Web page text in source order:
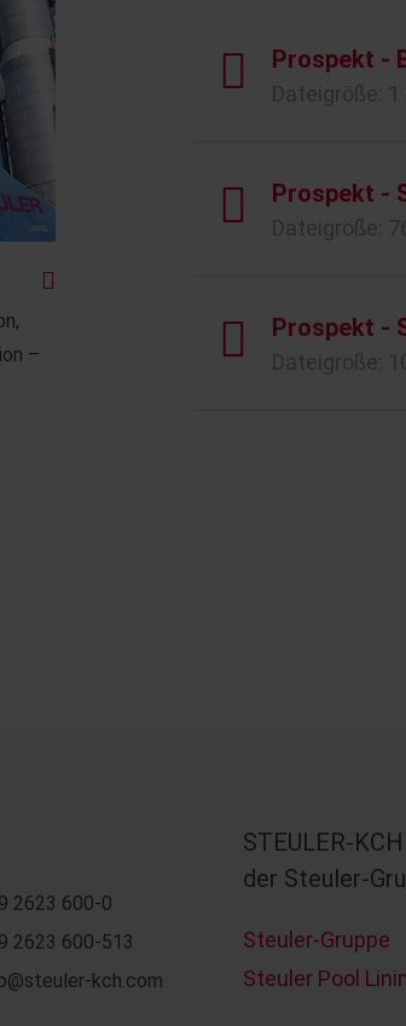
–
Prospekt -
Prospekt -
Prospekt -
2623 600-0
2623 600-513
kch.com
STEULER-
der Steuler-
Steuler-Gruppe
Steuler Pool